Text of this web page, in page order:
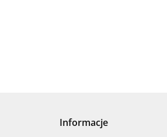
Informacje